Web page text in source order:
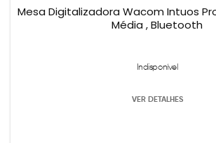
Mesa Digitalizadora Wacom Intuos
Média , Bluetooth
Indisponível
VER DETALHES